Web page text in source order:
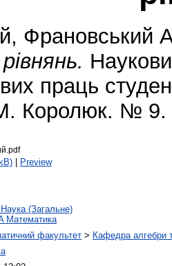
, Франовський
праць
Королюк. № 9.
| Preview
(Загальне)
Математика
факультет > Кафедра алгебри